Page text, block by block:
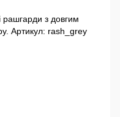
рашгарди з довгим
Артикул: rash_grey